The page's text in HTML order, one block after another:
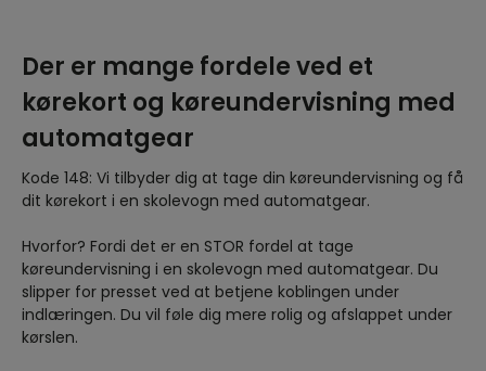
Der er mange fordele ved et
kørekort og køreundervisning med
automatgear
Kode 148: Vi tilbyder dig at tage din køreundervisning og få
dit kørekort i en skolevogn med automatgear.
Hvorfor? Fordi det er en STOR fordel at tage
køreundervisning i en skolevogn med automatgear. Du
slipper for presset ved at betjene koblingen under
indlæringen. Du vil føle dig mere rolig og afslappet under
kørslen.